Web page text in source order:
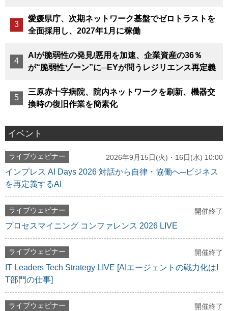
愛媛県庁、次期ネットワーク基盤でゼロトラストを
全面採用し、2027年1月に稼働
AIが脆弱性の発見/悪用を加速、企業資産の36％
が“脆弱性ゾーン”に─EYが問うレジリエンス再定義
三原赤十字病院、院内ネットワークを刷新、機器交
換時の復旧作業を簡素化
イベント
ライブウェビナー 2026年9月15日(火)・16日(水) 10:00
インプレス AI Days 2026 対話から自律・協働へ─ビジネス
を再定義するAI
ライブウェビナー 開催終了
プロセスマイニング コンファレンス 2026 LIVE
ライブウェビナー 開催終了
IT Leaders Tech Strategy LIVE [AIエージェントの戦力化はI
T部門の仕事]
ライブウェビナー 開催終了